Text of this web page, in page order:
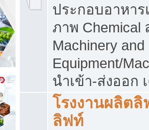
ประกอบอาหาร
ภาพ Chemical
Machinery
Equipment/
นำเข้า-ส่งออก
โรงงานผลิต
ลิฟท์